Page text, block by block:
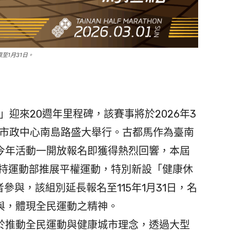
1月31日。
來20週年里程碑，該賽事將於2026年3
政中心南島路盛大舉行。古都馬作為臺南
活動一開放報名即獲得熱烈回響，本屆
運動部推展平權運動，特別新設「健康休
與，該組別延長報名至115年1月31日，名
體現全民運動之精神。
動全民運動與健康城市理念，透過大型